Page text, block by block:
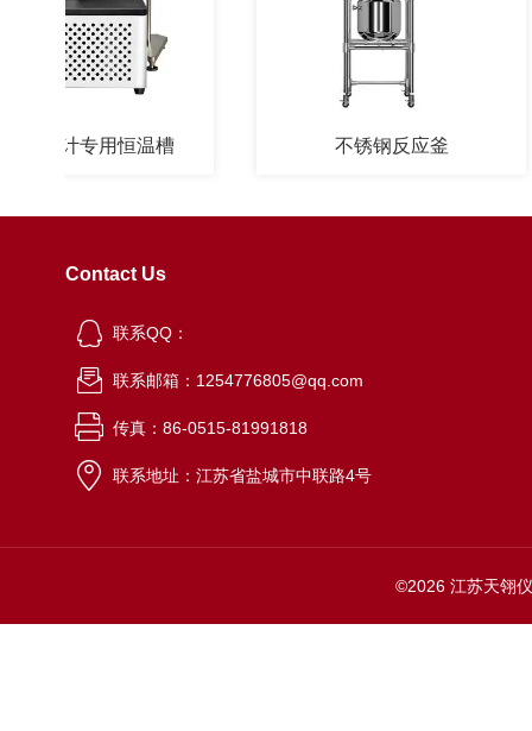
计专用恒温槽 不锈钢反应釜
Contact Us
联系QQ：
联系邮箱：1254776805@qq.com
传真：86-0515-81991818
联系地址：江苏省盐城市中联路4号
©2026 江苏天翎